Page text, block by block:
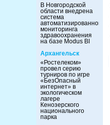
В Новгородской
области внедрена
система
автоматизированного
мониторинга
здравоохранения
на базе Modus BI
Архангельск
«Ростелеком»
провел серию
турниров по игре
«БезОпасный
интернет» в
экологическом
лагере
Кенозерского
национального
парка